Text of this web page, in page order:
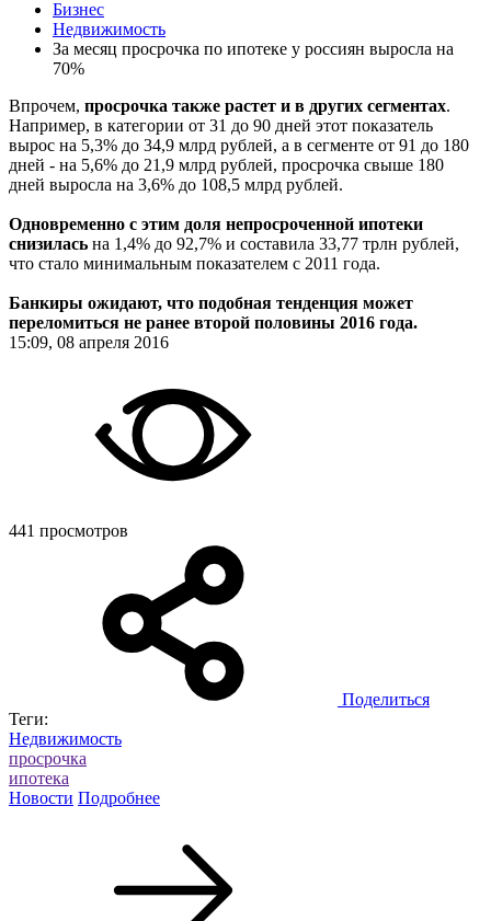
Бизнес
Недвижимость
За месяц просрочка по ипотеке у россиян выросла на
70%
Впрочем, просрочка также растет и в других сегментах.
Например, в категории от 31 до 90 дней этот показатель
вырос на 5,3% до 34,9 млрд рублей, а в сегменте от 91 до 180
дней - на 5,6% до 21,9 млрд рублей, просрочка свыше 180
дней выросла на 3,6% до 108,5 млрд рублей.
Одновременно с этим доля непросроченной ипотеки
снизилась на 1,4% до 92,7% и составила 33,77 трлн рублей,
что стало минимальным показателем с 2011 года.
Банкиры ожидают, что подобная тенденция может
переломиться не ранее второй половины 2016 года.
15:09, 08 апреля 2016
441 просмотров
Поделиться
Теги:
Недвижимость
просрочка
ипотека
Новости Подробнее